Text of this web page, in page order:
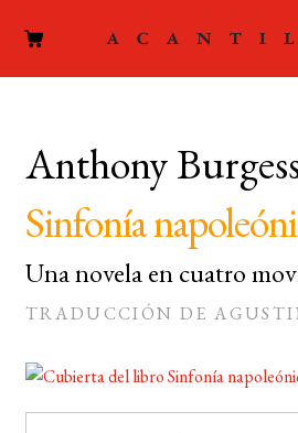
AUTORES
PODCAST
LA
FOREIGN
Anthony
Sinfonía
Una novela en cuatro
TRADUCCIÓN DE